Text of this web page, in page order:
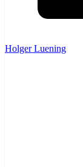
Holger Luening